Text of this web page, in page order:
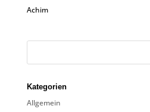
Achim
Kategorien
Allgemein